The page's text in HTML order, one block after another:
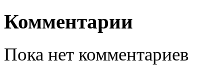
Комментарии
Пока нет комментариев